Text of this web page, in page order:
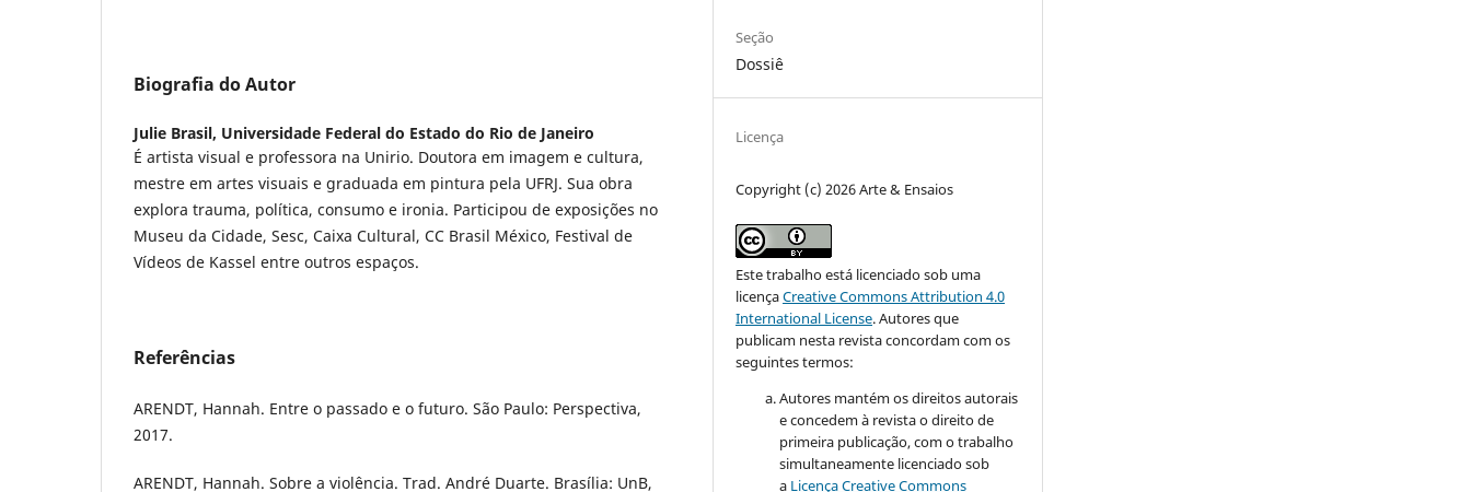
Biografia do Autor
Julie Brasil, Universidade Federal do Estado do Rio de Janeiro
É artista visual e professora na Unirio. Doutora em imagem e cultura,
mestre em artes visuais e graduada em pintura pela UFRJ. Sua obra
explora trauma, política, consumo e ironia. Participou de exposições no
Museu da Cidade, Sesc, Caixa Cultural, CC Brasil México, Festival de
Vídeos de Kassel entre outros espaços.
Referências
ARENDT, Hannah. Entre o passado e o futuro. São Paulo: Perspectiva,
2017.
ARENDT, Hannah. Sobre a violência. Trad. André Duarte. Brasília: UnB,
Seção
Dossiê
Licença
Copyright (c) 2026 Arte & Ensaios
Este trabalho está licenciado sob uma
licençaCreative Commons Attribution 4.0
International License.Autores que
publicam nesta revista concordam com os
seguintes termos:
Autores mantém os direitos autorais
e concedem à revista o direito de
primeira publicação, com o trabalho
simultaneamente licenciado sob
a Licença Creative Commons